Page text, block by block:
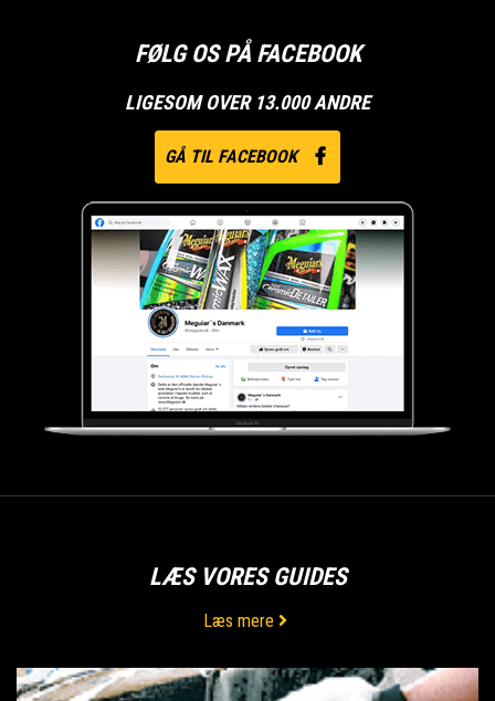
FØLG OS PÅ FACEBOOK
LIGESOM OVER 13.000 ANDRE
GÅ TIL FACEBOOK
LÆS VORES GUIDES
Læs mere